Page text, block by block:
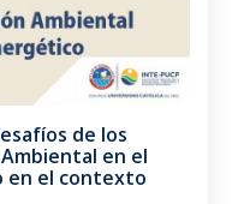
de los
en el
en el contexto